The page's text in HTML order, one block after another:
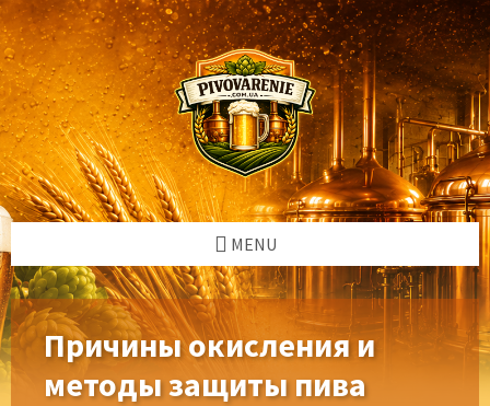
Skip
to
content
Skip
to
left
sidebar
Skip
to
right
sidebar
Skip
to
footer
MENU
Причины окисления и
методы защиты пива